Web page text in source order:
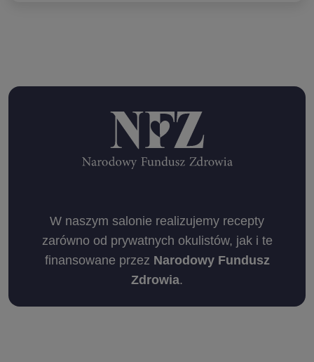
W naszym salonie realizujemy recepty
zarówno od prywatnych okulistów, jak i te
finansowane przez Narodowy Fundusz
Zdrowia.